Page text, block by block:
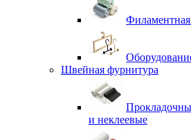
Швейная фурнитура
и неклеевые